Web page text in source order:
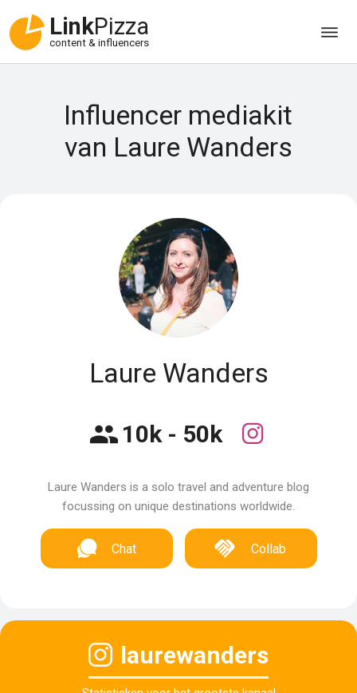
LinkPizza
content & influencers
Influencer mediakit
van Laure Wanders
Laure Wanders
10k - 50k
Laure Wanders is a solo travel and adventure blog
focussing on unique destinations worldwide.
Chat Collab
laurewanders